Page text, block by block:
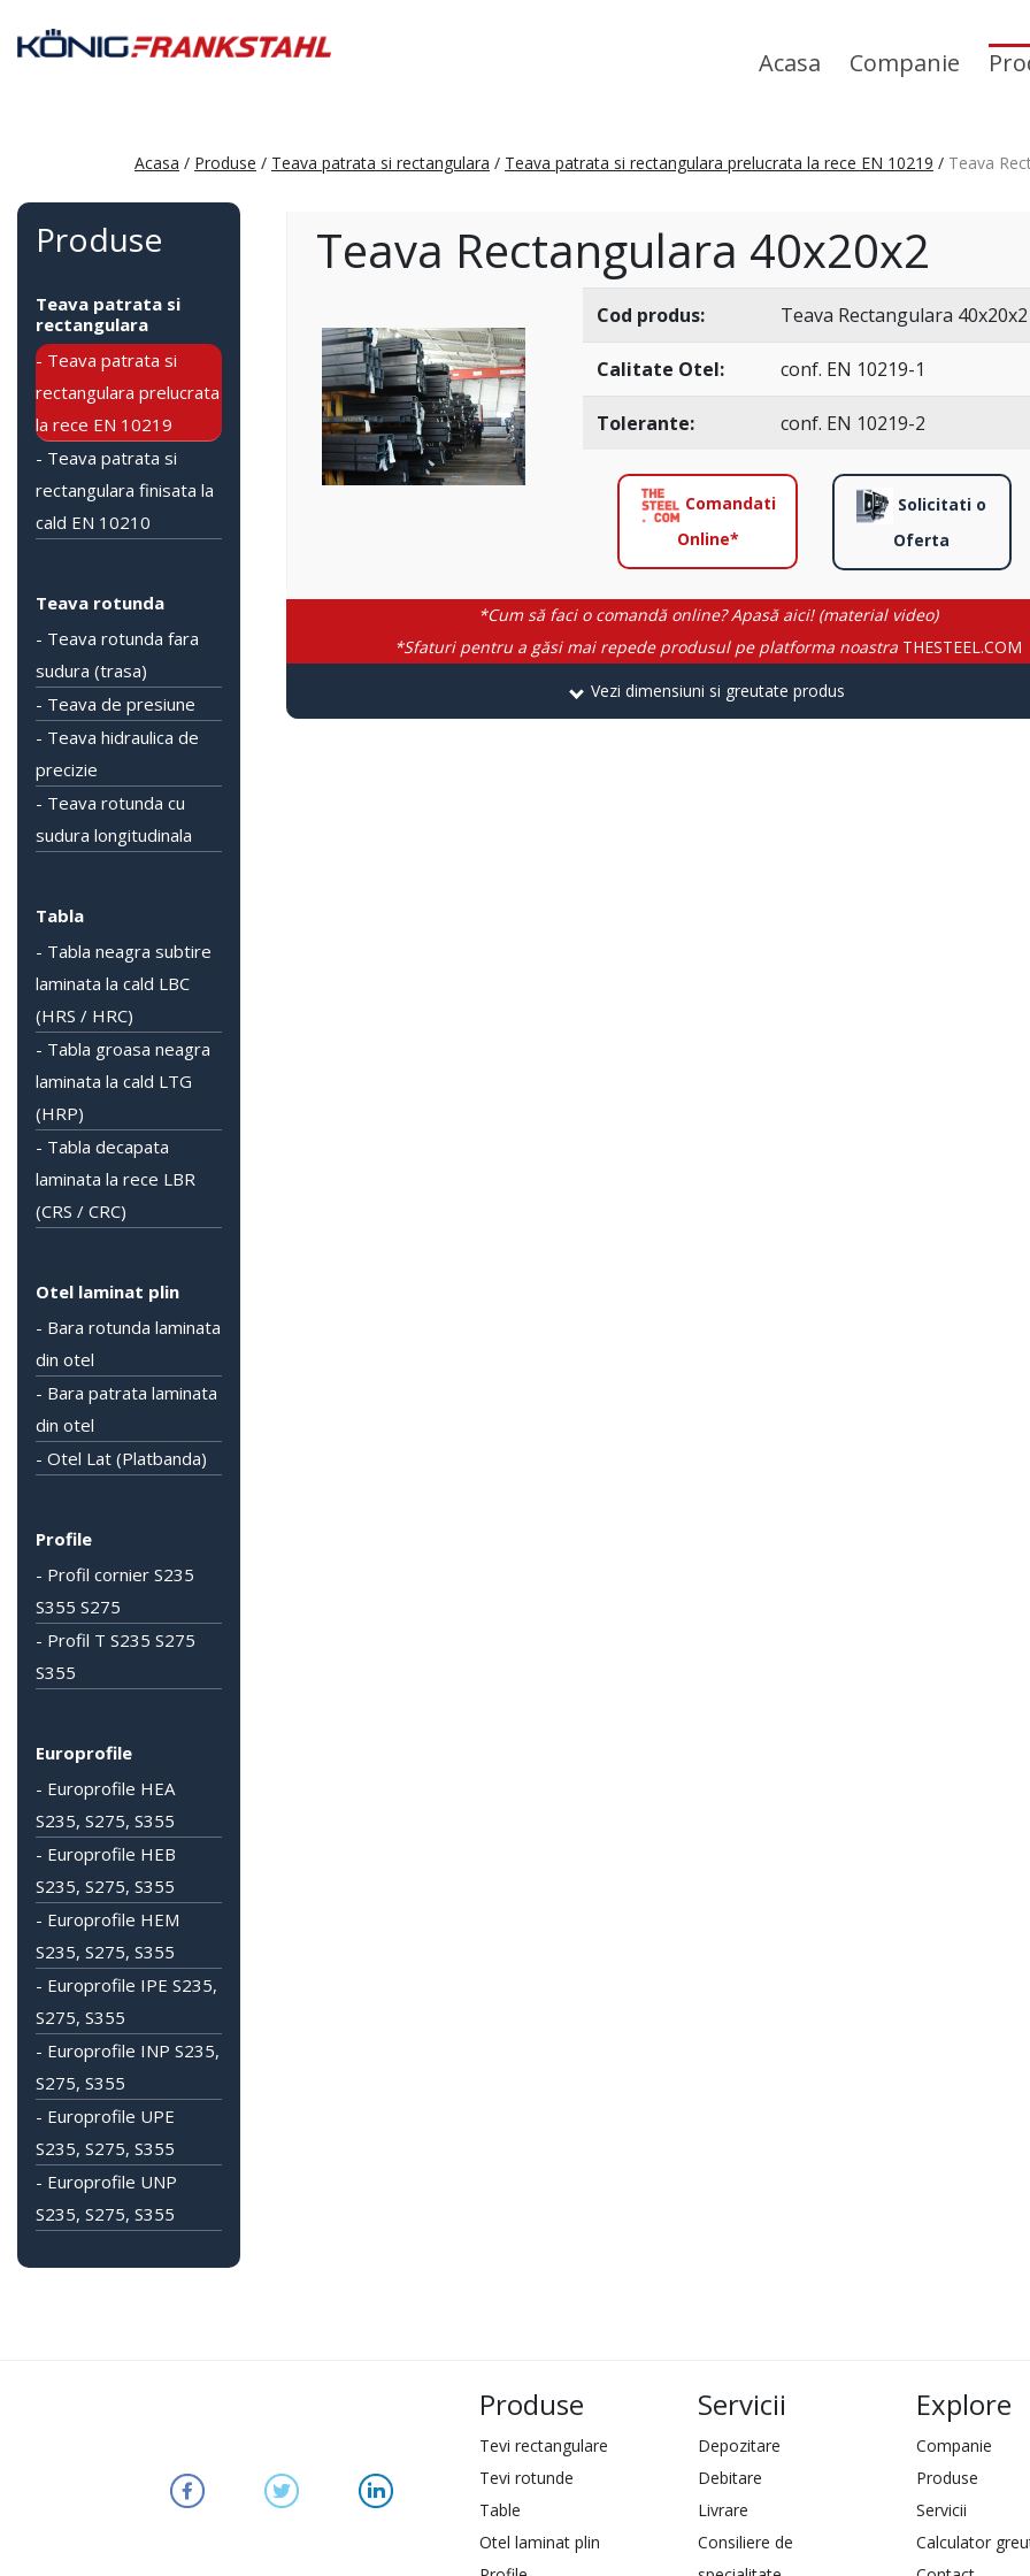
Acasa Companie
Acasa / Produse / Teava patrata si rectangulara / Teava patrata si rectangulara prelucrata la rece EN 10219 / Teava
Produse
Teava patrata si
rectangulara
- Teava patrata si
rectangulara prelucrata
la rece EN 10219
- Teava patrata si
rectangulara finisata la
cald EN 10210
Teava rotunda
- Teava rotunda fara
sudura (trasa)
- Teava de presiune
- Teava hidraulica de
precizie
- Teava rotunda cu
sudura longitudinala
Tabla
- Tabla neagra subtire
laminata la cald LBC
(HRS / HRC)
- Tabla groasa neagra
laminata la cald LTG
(HRP)
- Tabla decapata
laminata la rece LBR
(CRS / CRC)
Otel laminat plin
- Bara rotunda laminata
din otel
- Bara patrata laminata
din otel
- Otel Lat (Platbanda)
Profile
- Profil cornier S235
S355 S275
- Profil T S235 S275
S355
Europrofile
- Europrofile HEA
S235, S275, S355
- Europrofile HEB
S235, S275, S355
- Europrofile HEM
S235, S275, S355
- Europrofile IPE S235,
S275, S355
- Europrofile INP S235,
S275, S355
- Europrofile UPE
S235, S275, S355
- Europrofile UNP
S235, S275, S355
Teava Rectangulara 40x20x2
Cod produs: Teava Rectangulara 40x20x2
Calitate Otel: conf. EN 10219-1
Tolerante: conf. EN 10219-2
Comandati
Online*
Solicitati o
Oferta
*Cum să faci o comandă online? Apasă aici! (material video)
*Sfaturi pentru a găsi mai repede produsul pe platforma noastra THESTEEL.COM
Vezi dimensiuni si greutate produs
Produse
Tevi rectangulare
Tevi rotunde
Table
Otel laminat plin
Servicii
Depozitare
Debitare
Livrare
Consiliere de
Explore
Companie
Produse
Servicii
Calculator